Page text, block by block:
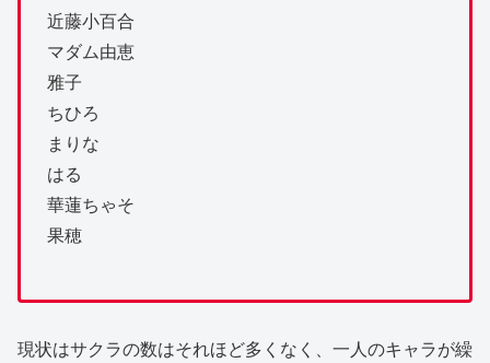
近藤小百合
マダム由恵
雅子
ちひろ
まりな
はる
華蓮ちゃそ
果穂
現状はサクラの数はそれほど多くなく、一人のキャラが繰